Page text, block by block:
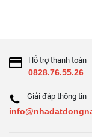
Hỗ trợ thanh toán
0828.76.55.26
Giải đáp thông tin